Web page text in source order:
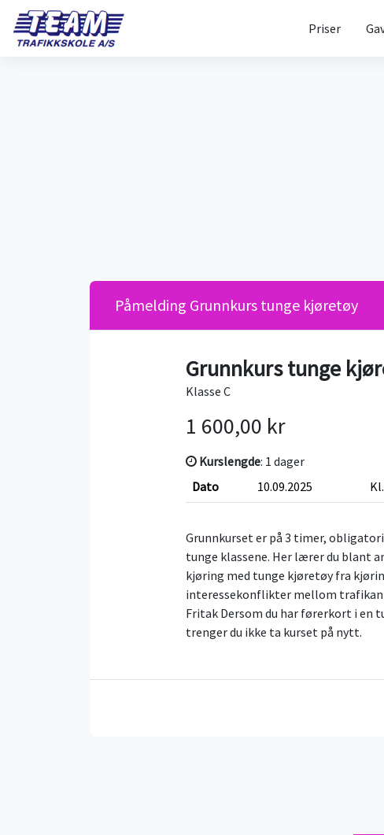
Priser
Påmelding Grunnkurs tunge kjøretøy
Grunnkurs tunge
Klasse C
1 600,00 kr
Kurslengde: 1 dager
Dato
10.09.2025
Grunnkurset er på 3 timer,
tunge klassene. Her lærer du blant
kjøring med tunge kjøretøy fra
interessekonflikter mellom
Fritak Dersom du har førerkort i en
trenger du ikke ta kurset på nytt.